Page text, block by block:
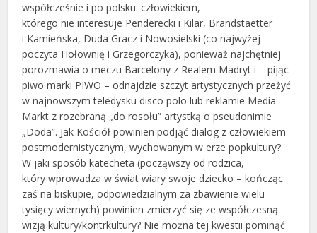
współcześnie i po polsku: człowiekiem,
którego nie interesuje Penderecki i Kilar, Brandstaetter
i Kamieńska, Duda Gracz i Nowosielski (co najwyżej
poczyta Hołownię i Grzegorczyka), ponieważ najchętniej
porozmawia o meczu Barcelony z Realem Madryt i – pijąc
piwo marki PIWO – odnajdzie szczyt artystycznych przeżyć
w najnowszym teledysku disco polo lub reklamie Media
Markt z rozebraną „do rosołu” artystką o pseudonimie
„Doda”. Jak Kościół powinien podjąć dialog z człowiekiem
postmodernistycznym, wychowanym w erze popkultury?
W jaki sposób katecheta (począwszy od rodzica,
który wprowadza w świat wiary swoje dziecko – kończąc
zaś na biskupie, odpowiedzialnym za zbawienie wielu
tysięcy wiernych) powinien zmierzyć się ze współczesną
wizją kultury/kontrkultury? Nie można tej kwestii pominąć